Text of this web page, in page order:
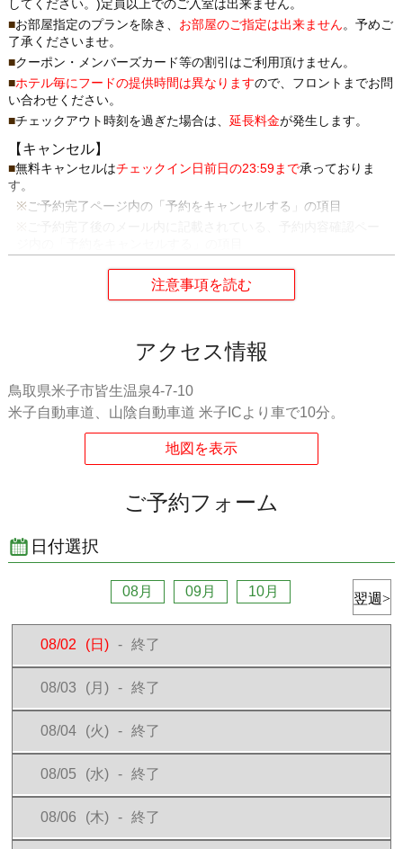
してください。)定員以上でのご入室は出来ません。
お部屋指定のプランを除き、 お部屋のご指定は出来ません。予めご
了承くださいませ。
クーポン・メンバーズカード等の割引はご利用頂けません。
ホテル毎にフードの提供時間は異なりますので、フロントまでお問
い合わせください。
チェックアウト時刻を過ぎた場合は、 延長料金が発生します。
【キャンセル】
無料キャンセルはチェックイン日前日の23:59まで承っておりま
す。
ご予約完了ページ内の「予約をキャンセルする」の項目
ホテリブへのお電話でのキャンセルは承っておりません。
ご予約料金の100％
【ご予約内容の変更】
ご予約内容の変更はチェックイン日前日の23:59までになります。
ご予約完了ページ内の「チェックイン時刻を変更する」の項目
ご予約完了後のメール内に記載されている、予約内容確認ペー
ホテリブへのお電話での変更は承っておりません。
話でご連絡をお願いします。
【お支払い】
ご予約時に予約料金をクレジットカードでお支払いください。フー
ドサービスや延長利用等の追加料金は、ホテル現地にてホテルの規
定通り現金またはクレジットカードでお支払いください。
ホテル現地では、現金,VISA,MASTER,JCB,DC,NICOS,AMEXが使
【チェックイン】
ご予約分のお部屋をお取り置きしております。チェックインの際に
は下記フロント宛に「お名前」/「ご予約番号」をお電話にてお申し
付けくださいませ。ご用意したお部屋へとご案内致します。【フロ
ント電話番号】0859373636
来店予定時刻前にご来店された場合はお待ち頂く場合がございま
す。
現地決済のご予約で来店予定時刻を
アクセス情報
鳥取県米子市皆生温泉4-7-10
米子自動車道、山陰自動車道 米子ICより車で10分。
ご予約フォーム
日付選択
08月 09月 10月
08/02 (日) - 終了
08/03 (月) - 終了
08/04 (火) - 終了
08/05 (水) - 終了
08/06 (木) - 終了